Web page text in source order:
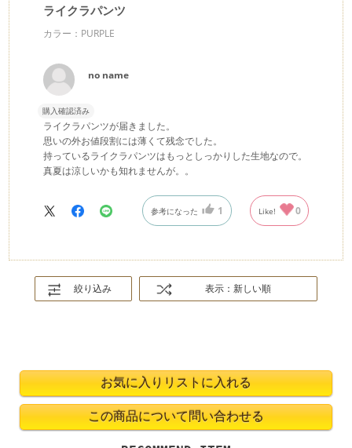
ライクラパンツ
カラー：PURPLE
no name
購入確認済み
ライクラパンツが届きました。
思いの外お値段割には薄くて残念でした。
持っているライクラパンツはもっとしっかりした生地なので。
真夏は涼しいかも知れませんが。。
参考になった 1 Like! 0
絞り込み 表示：新しい順